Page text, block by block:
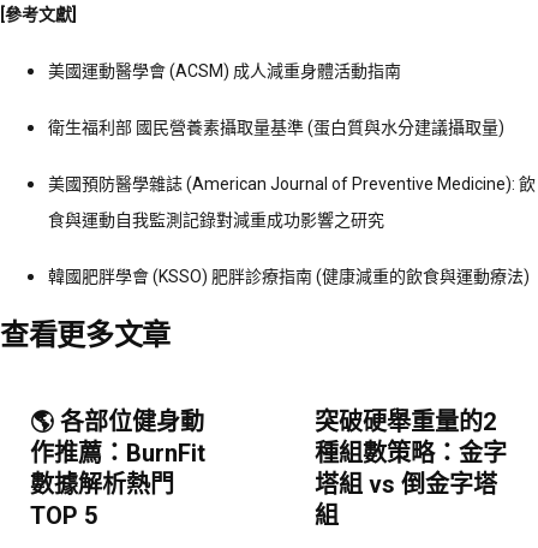
[參考文獻]
美國運動醫學會 (ACSM) 成人減重身體活動指南
衛生福利部 國民營養素攝取量基準 (蛋白質與水分建議攝取量)
美國預防醫學雜誌 (American Journal of Preventive Medicine): 飲
食與運動自我監測記錄對減重成功影響之研究
韓國肥胖學會 (KSSO) 肥胖診療指南 (健康減重的飲食與運動療法)
查看更多文章
🌎 各部位健身動
作推薦：BurnFit
數據解析熱門
TOP 5
突破硬舉重量的2
種組數策略：金字
塔組 vs 倒金字塔
組